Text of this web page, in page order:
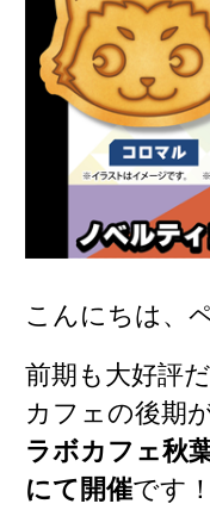
こんにちは、
前期も大好評
カフェの後期
ラボカフェ秋
にて開催です！